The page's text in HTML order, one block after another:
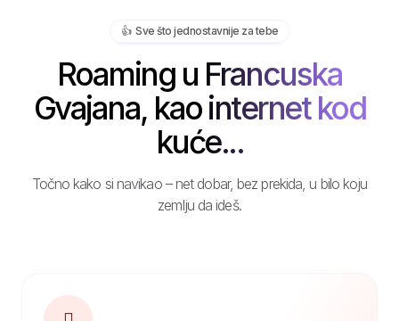
👍️ Sve što jednostavnije za tebe
Roaming u Francuska
Gvajana, kao internet kod
kuće...
Točno kako si navikao – net dobar, bez prekida, u bilo koju
zemlju da ideš.